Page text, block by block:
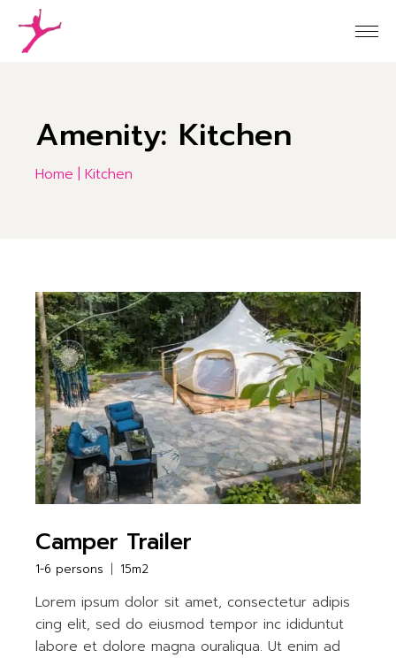
the
content
Amenity: Kitchen
Home Kitchen
Camper Trailer
1-6 persons 15m2
Lorem ipsum dolor sit amet, consectetur adipis
cing elit, sed do eiusmod tempor inc ididuntut
labore et dolore magna ouraliqua. Ut enim ad